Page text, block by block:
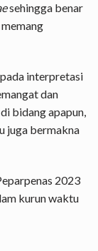
sehingga benar
interpretasi
dan
bidang apapun,
juga bermakna
2023
kurun waktu